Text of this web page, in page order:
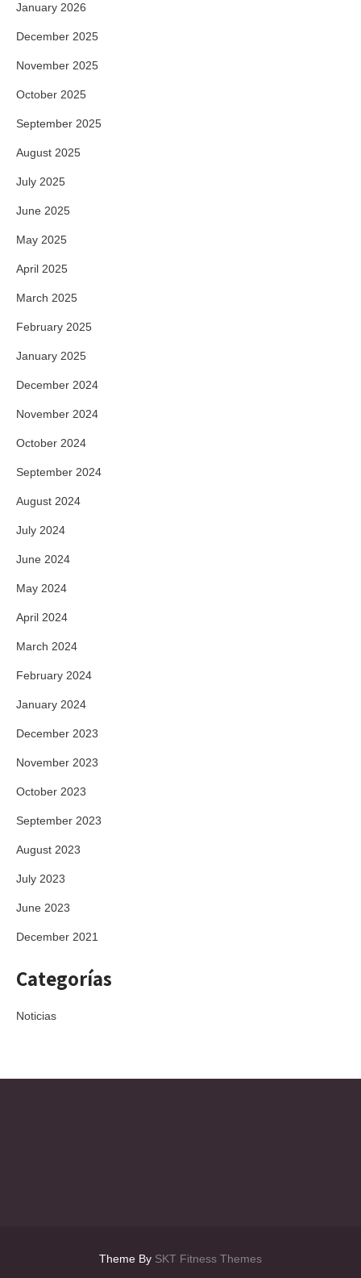
January 2026
December 2025
November 2025
October 2025
September 2025
August 2025
July 2025
June 2025
May 2025
April 2025
March 2025
February 2025
January 2025
December 2024
November 2024
October 2024
September 2024
August 2024
July 2024
June 2024
May 2024
April 2024
March 2024
February 2024
January 2024
December 2023
November 2023
October 2023
September 2023
August 2023
July 2023
June 2023
December 2021
Categorías
Noticias
Theme By SKT Fitness Themes